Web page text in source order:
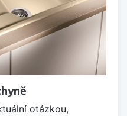
otázkou,